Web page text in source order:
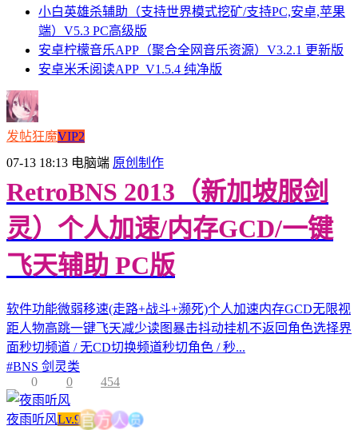
小白英雄杀辅助（支持世界模式挖矿/支持PC,安卓,苹果
端）V5.3 PC高级版
安卓柠檬音乐APP（聚合全网音乐资源）V3.2.1 更新版
安卓米禾阅读APP_V1.5.4 纯净版
发帖狂魔VIP2
07-13 18:13 电脑端 原创制作
RetroBNS 2013（新加坡服剑
灵）个人加速/内存GCD/一键
飞天辅助 PC版
软件功能微弱移速(走路+战斗+濒死)个人加速内存GCD无限视
距人物高跳一键飞天减少读图暴击抖动挂机不返回角色选择界
面秒切频道 / 无CD切换频道秒切角色 / 秒...
#BNS 剑灵类
0
0 454
夜雨听风Lv.9官 方人员